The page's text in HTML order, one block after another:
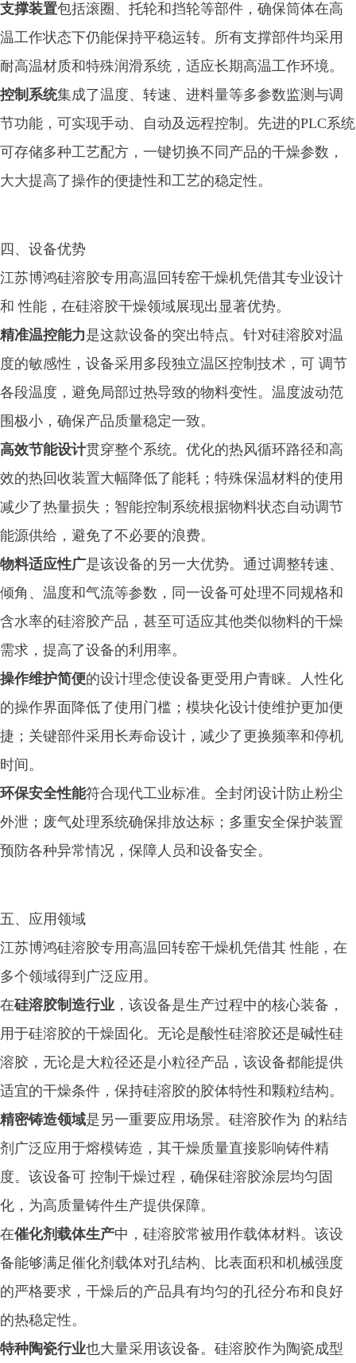
支撑装置包括滚圈、托轮和挡轮等部件，确保筒体在高
温工作状态下仍能保持平稳运转。所有支撑部件均采用
耐高温材质和特殊润滑系统，适应长期高温工作环境。
控制系统集成了温度、转速、进料量等多参数监测与调
节功能，可实现手动、自动及远程控制。先进的PLC系统
可存储多种工艺配方，一键切换不同产品的干燥参数，
大大提高了操作的便捷性和工艺的稳定性。
四、设备优势
江苏博鸿硅溶胶专用高温回转窑干燥机凭借其专业设计
和 性能，在硅溶胶干燥领域展现出显著优势。
精准温控能力是这款设备的突出特点。针对硅溶胶对温
度的敏感性，设备采用多段独立温区控制技术，可 调节
各段温度，避免局部过热导致的物料变性。温度波动范
围极小，确保产品质量稳定一致。
高效节能设计贯穿整个系统。优化的热风循环路径和高
效的热回收装置大幅降低了能耗；特殊保温材料的使用
减少了热量损失；智能控制系统根据物料状态自动调节
能源供给，避免了不必要的浪费。
物料适应性广是该设备的另一大优势。通过调整转速、
倾角、温度和气流等参数，同一设备可处理不同规格和
含水率的硅溶胶产品，甚至可适应其他类似物料的干燥
需求，提高了设备的利用率。
操作维护简便的设计理念使设备更受用户青睐。人性化
的操作界面降低了使用门槛；模块化设计使维护更加便
捷；关键部件采用长寿命设计，减少了更换频率和停机
时间。
环保安全性能符合现代工业标准。全封闭设计防止粉尘
外泄；废气处理系统确保排放达标；多重安全保护装置
预防各种异常情况，保障人员和设备安全。
五、应用领域
江苏博鸿硅溶胶专用高温回转窑干燥机凭借其 性能，在
多个领域得到广泛应用。
在硅溶胶制造行业 ，该设备是生产过程中的核心装备，
用于硅溶胶的干燥固化。无论是酸性硅溶胶还是碱性硅
溶胶，无论是大粒径还是小粒径产品，该设备都能提供
适宜的干燥条件，保持硅溶胶的胶体特性和颗粒结构。
精密铸造领域是另一重要应用场景。硅溶胶作为 的粘结
剂广泛应用于熔模铸造，其干燥质量直接影响铸件精
度。该设备可 控制干燥过程，确保硅溶胶涂层均匀固
化，为高质量铸件生产提供保障。
在催化剂载体生产中，硅溶胶常被用作载体材料。该设
备能够满足催化剂载体对孔结构、比表面积和机械强度
的严格要求，干燥后的产品具有均匀的孔径分布和良好
的热稳定性。
特种陶瓷行业也大量采用该设备。硅溶胶作为陶瓷成型